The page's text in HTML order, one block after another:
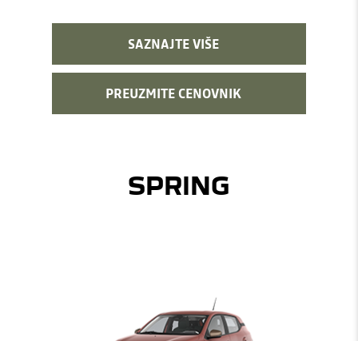
SAZNAJTE VIŠE
PREUZMITE CENOVNIK
SPRING